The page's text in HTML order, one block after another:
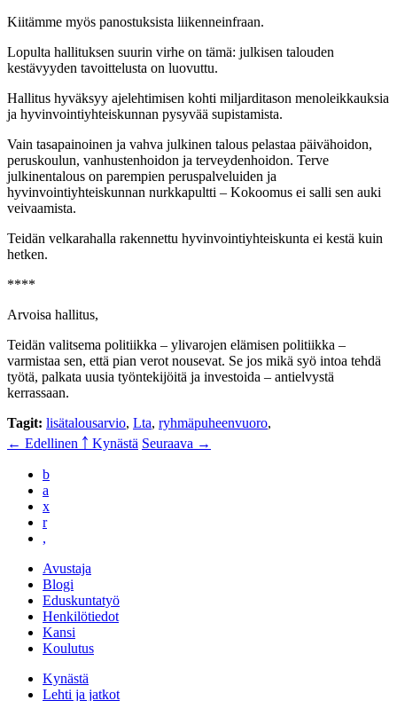
Kiitämme myös panostuksista liikenneinfraan.
Lopulta hallituksen suurin virhe on tämä: julkisen talouden
kestävyyden tavoittelusta on luovuttu.
Hallitus hyväksyy ajelehtimisen kohti miljarditason menoleikkauksia
ja hyvinvointiyhteiskunnan pysyvää supistamista.
Vain tasapainoinen ja vahva julkinen talous pelastaa päivähoidon,
peruskoulun, vanhustenhoidon ja terveydenhoidon. Terve
julkinentalous on parempien peruspalveluiden ja
hyvinvointiyhteiskunnan nurkkapultti – Kokoomus ei salli sen auki
veivaamista.
Teidän velkarahalla rakennettu hyvinvointiyhteiskunta ei kestä kuin
hetken.
****
Arvoisa hallitus,
Teidän valitsema politiikka – ylivarojen elämisen politiikka –
varmistaa sen, että pian verot nousevat. Se jos mikä syö intoa tehdä
työtä, palkata uusia työntekijöitä ja investoida – antielvystä
kerrassaan.
Tagit: lisätalousarvio, Lta, ryhmäpuheenvuoro,
← Edellinen ￪ Kynästä Seuraava →
b
a
x
r
,
Avustaja
Blogi
Eduskuntatyö
Henkilötiedot
Kansi
Koulutus
Kynästä
Lehti ja jatkot